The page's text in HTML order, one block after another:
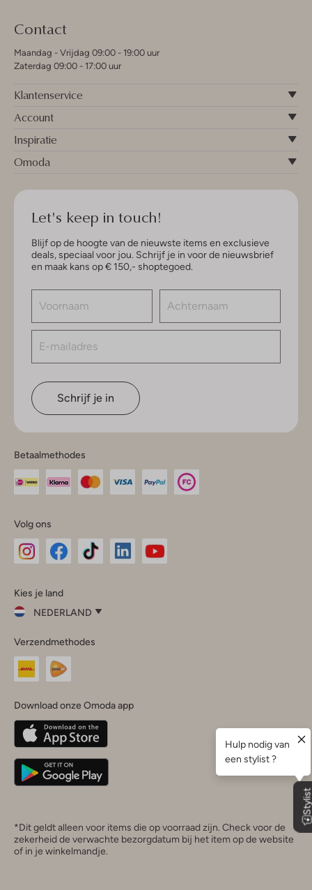
Contact
Maandag - Vrijdag 09:00 - 19:00 uur
Zaterdag 09:00 - 17:00 uur
Klantenservice
Account
Inspiratie
Omoda
Let's keep in touch!
Blijf op de hoogte van de nieuwste items en exclusieve
deals, speciaal voor jou. Schrijf je in voor de nieuwsbrief
en maak kans op € 150,- shoptegoed.
Schrijf je in
Betaalmethodes
Volg ons
InstagramFacebook
Kies je land
NEDERLAND
je
land
Nederland
Belgique(Français)
Deutschland
Verzendmethodes
Download onze Omoda app
*Dit geldt alleen voor items die op voorraad zijn. Check voor de
zekerheid de verwachte bezorgdatum bij het item op de website
of in je winkelmandje.